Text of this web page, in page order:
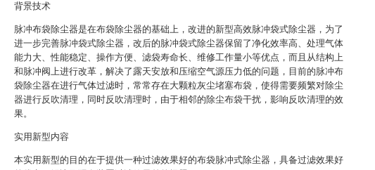
背景技术
脉冲布袋除尘器是在布袋除尘器的基础上，改进的新型高效脉冲袋式除尘器，为了
进一步完善脉冲袋式除尘器，改后的脉冲袋式除尘器保留了净化效率高、处理气体
能力大、性能稳定、操作方便、滤袋寿命长、维修工作量小等优点，而且从结构上
和脉冲阀上进行改革，解决了露天安放和压缩空气源压力低的问题，目前的脉冲布
袋除尘器在进行气体过滤时，常常存在大颗粒灰尘堵塞布袋，使得需要频繁对除尘
器进行反吹清理，同时反吹清理时，由于相邻的除尘布袋干扰，影响反吹清理的效
果。
实用新型内容
本实用新型的目的在于提供一种过滤效果好的布袋脉冲式除尘器，具备过滤效果好